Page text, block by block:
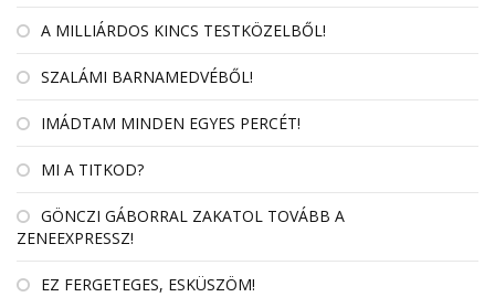
A MILLIÁRDOS KINCS TESTKÖZELBŐL!
SZALÁMI BARNAMEDVÉBŐL!
IMÁDTAM MINDEN EGYES PERCÉT!
MI A TITKOD?
GÖNCZI GÁBORRAL ZAKATOL TOVÁBB A
ZENEEXPRESSZ!
EZ FERGETEGES, ESKÜSZÖM!